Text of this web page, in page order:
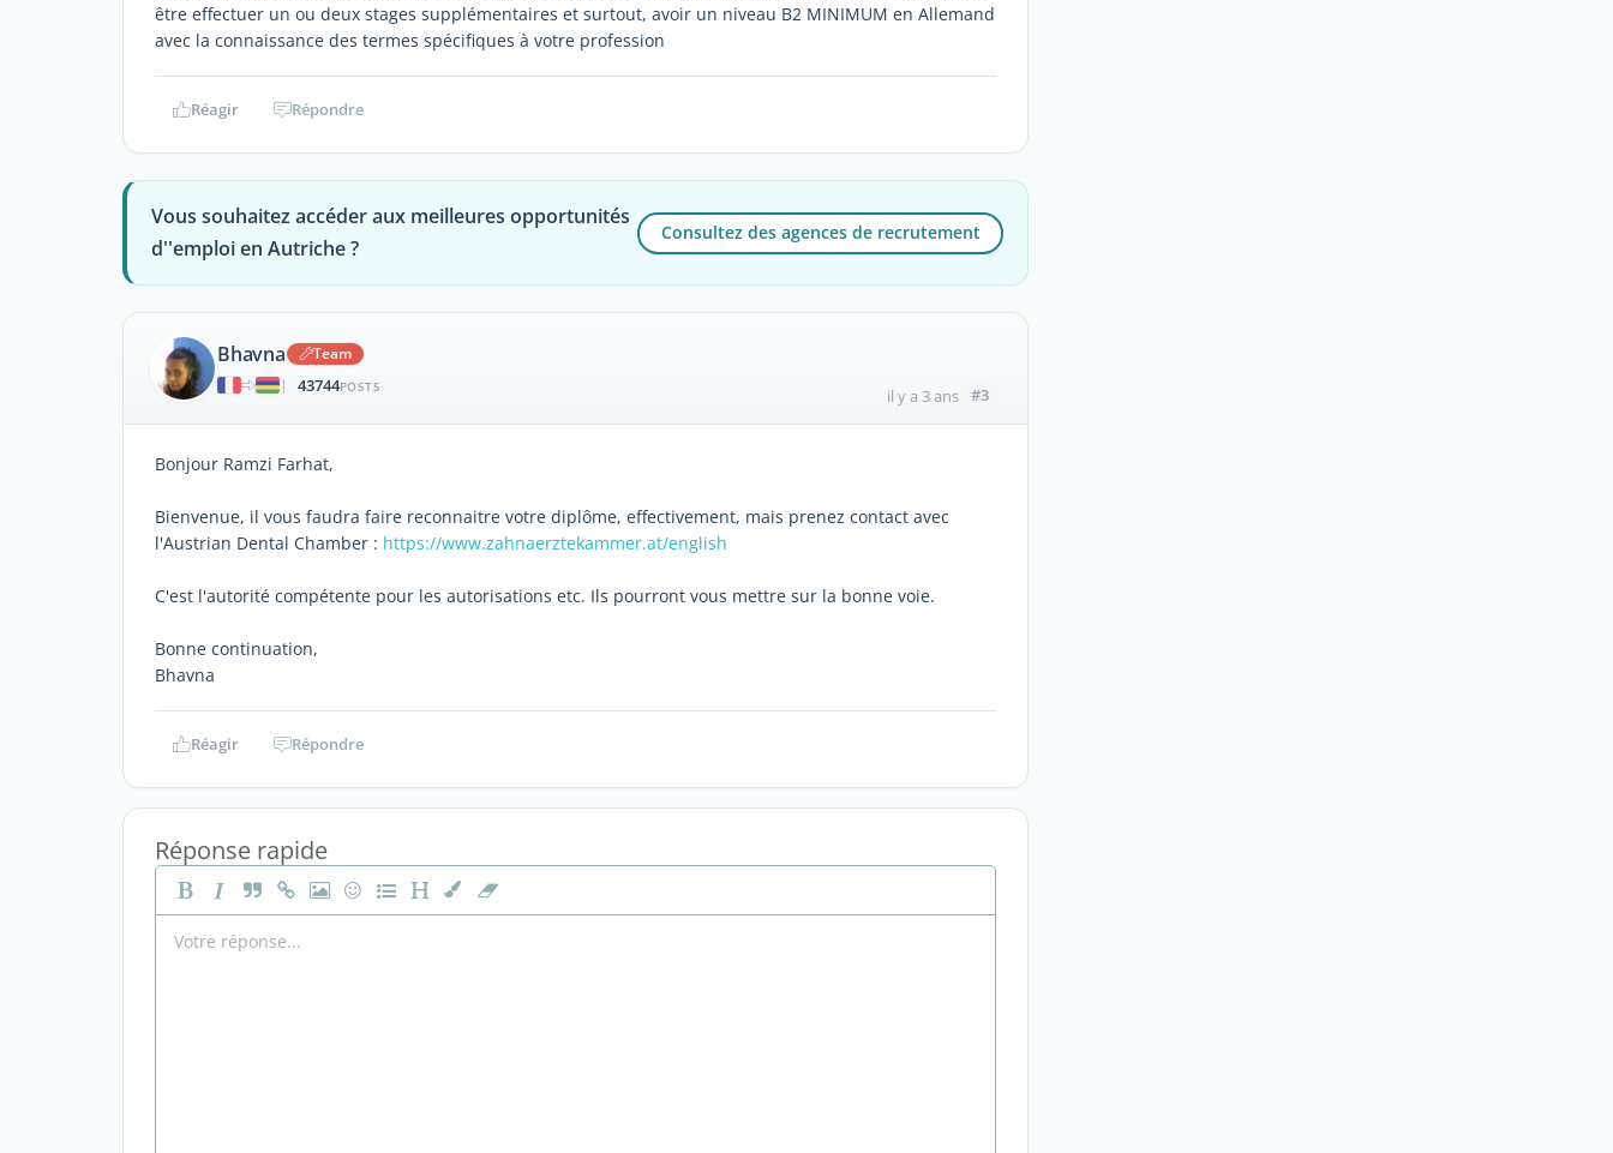
être effectuer un ou deux stages supplémentaires et surtout, avoir un niveau B2 MINIMUM en Allemand
avec la connaissance des termes spécifiques à votre profession
Réagir Répondre
Vous souhaitez accéder aux meilleures opportunités
d''emploi en Autriche ?
Consultez des agences de recrutement
Bhavna
Team
|
43744POSTS il y a 3 ans #3
Bonjour Ramzi Farhat,
Bienvenue, il vous faudra faire reconnaitre votre diplôme, effectivement, mais prenez contact avec
l'Austrian Dental Chamber : https://www.zahnaerztekammer.at/english
C'est l'autorité compétente pour les autorisations etc. Ils pourront vous mettre sur la bonne voie.
Bonne continuation,
Bhavna
Réagir Répondre
Réponse rapide